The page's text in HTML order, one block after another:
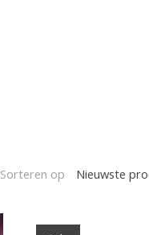
Sorteren op Nieuwste